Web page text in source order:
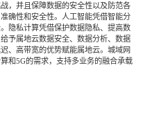
，并且保障数据的安全性以及防范各
确性和安全性。人工智能凭借智能分
隐私计算凭借保护数据隐私、提高数
予属地云数据安全、数据分析、数据
、高带宽的优势赋能属地云。城域网
和5G的需求，支持多业务的融合承载